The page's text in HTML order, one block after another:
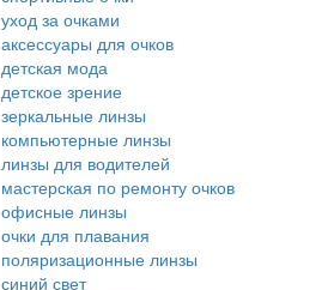
уход за очками
аксессуары для очков
детская мода
детское зрение
зеркальные линзы
компьютерные линзы
линзы для водителей
мастерская по ремонту очков
офисные линзы
очки для плавания
поляризационные линзы
синий свет